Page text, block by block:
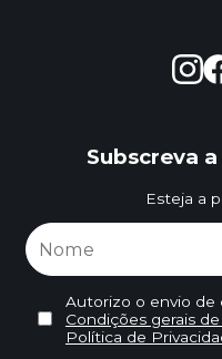
Subscreva
Esteja a
Autorizo o envio de
Condições gerais
Política de